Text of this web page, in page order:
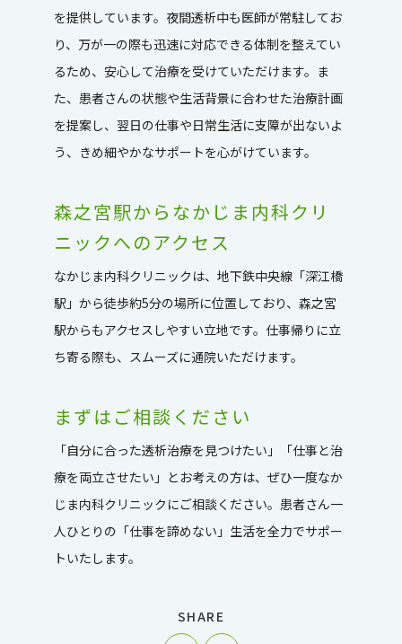
を提供しています。夜間透析中も医師が常駐してお
り、万が一の際も迅速に対応できる体制を整えてい
るため、安心して治療を受けていただけます。ま
た、患者さんの状態や生活背景に合わせた治療計画
を提案し、翌日の仕事や日常生活に支障が出ないよ
う、きめ細やかなサポートを心がけています。
森之宮駅からなかじま内科クリ
ニックへのアクセス
なかじま内科クリニックは、地下鉄中央線「深江橋
駅」から徒歩約5分の場所に位置しており、森之宮
駅からもアクセスしやすい立地です。仕事帰りに立
ち寄る際も、スムーズに通院いただけます。
まずはご相談ください
「自分に合った透析治療を見つけたい」「仕事と治
療を両立させたい」とお考えの方は、ぜひ一度なか
じま内科クリニックにご相談ください。患者さん一
人ひとりの「仕事を諦めない」生活を全力でサポー
トいたします。
SHARE
シェア